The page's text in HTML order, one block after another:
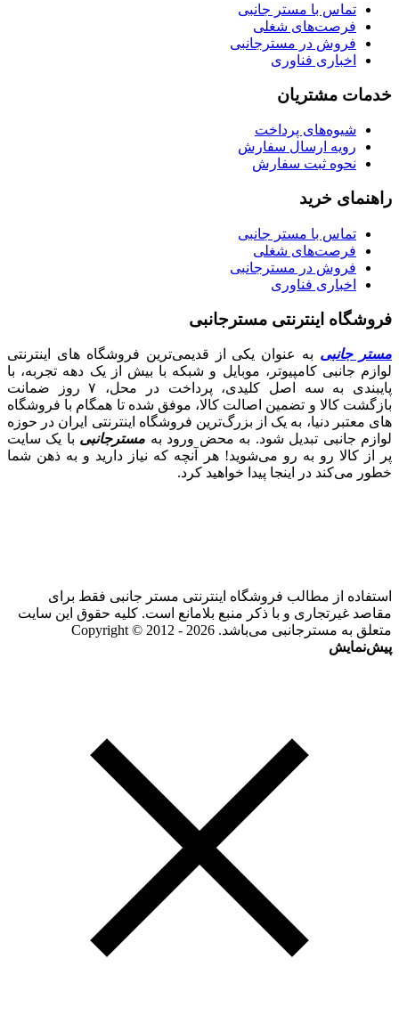
تماس با مستر جانبی
فرصت‌های شغلی
فروش در مسترجانبی
اخباری فناوری
خدمات مشتریان
شیوه‌های پرداخت
رویه ارسال سفارش
نحوه ثبت سفارش
راهنمای خرید
تماس با مستر جانبی
فرصت‌های شغلی
فروش در مسترجانبی
اخباری فناوری
فروشگاه اینترنتی مسترجانبی
مستر جانبی به عنوان یکی از قدیمی‌ترین فروشگاه های اینترنتی
لوازم جانبی کامپیوتر، موبایل و شبکه با بیش از یک دهه تجربه، با
پایبندی به سه اصل کلیدی، پرداخت در محل، ۷ روز ضمانت
بازگشت کالا و تضمین اصالت کالا، موفق شده تا همگام با فروشگاه‌
های معتبر دنیا، به یک از بزرگ‌ترین فروشگاه اینترنتی ایران در حوزه
لوازم جانبی تبدیل شود. به محض ورود به مسترجانبی با یک سایت
پر از کالا رو به رو می‌شوید! هر آنچه که نیاز دارید و به ذهن شما
خطور می‌کند در اینجا پیدا خواهید کرد.
استفاده از مطالب فروشگاه اینترنتی مستر جانبی فقط برای
مقاصد غیرتجاری و با ذکر منبع بلامانع است. کلیه حقوق این سایت
متعلق به مسترجانبی می‌باشد. Copyright © 2012 - 2026
پیش‌نمایش